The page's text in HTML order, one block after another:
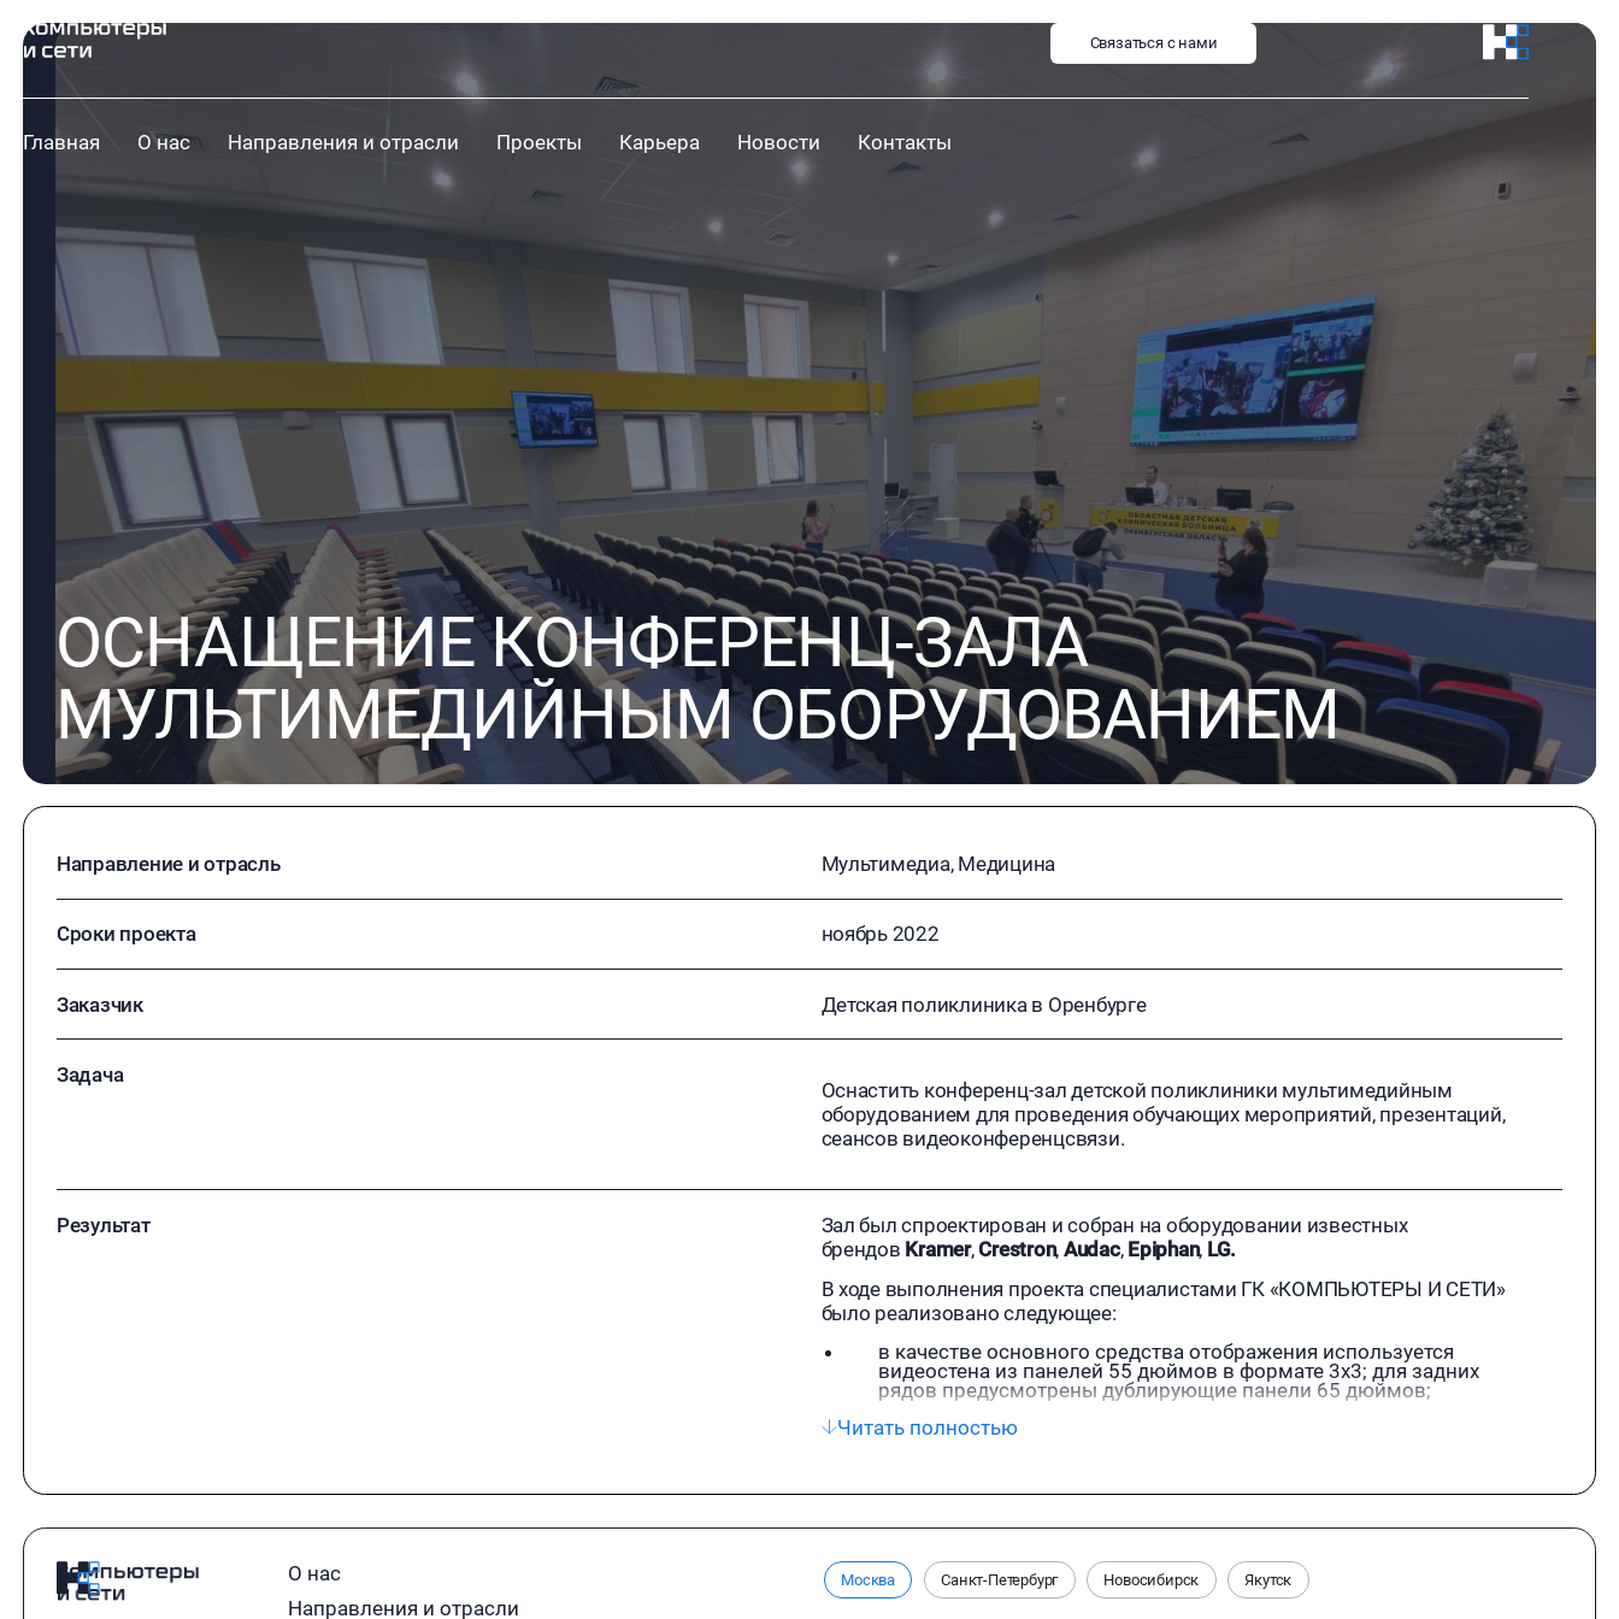
Связаться с нами
Главная О нас Направления и отрасли Проекты Карьера Новости Контакты
ОСНАЩЕНИЕ КОНФЕРЕНЦ-ЗАЛА
МУЛЬТИМЕДИЙНЫМ ОБОРУДОВАНИЕМ
Направление и отрасль Мультимедиа, Медицина
Сроки проекта ноябрь 2022
Заказчик Детская поликлиника в Оренбурге
Задача
Оснастить конференц-зал детской поликлиники мультимедийным
оборудованием для проведения обучающих мероприятий, презентаций,
сеансов видеоконференцсвязи.
Результат
Зал был спроектирован и собран на оборудовании известных
брендов Kramer,Crestron, Audac, Epiphan, LG.
В ходе выполнения проекта специалистами ГК «КОМПЬЮТЕРЫ И СЕТИ»
было реализовано следующее:
в качестве основного средства отображения используется
видеостена из панелей 55 дюймов в формате 3х3; для задних
рядов предусмотрены дублирующие панели 65 дюймов;
cистема коммутации построена на технологии AVoIP, что
для проведения сеансов видеоконференцсвязи предусмотрены 3
система записи позволяет одновременно вести запись 2-х
источников со звуком;
Читать полностью
О нас
Направления и отрасли
Москва Санкт-Петербург Новосибирск Якутск